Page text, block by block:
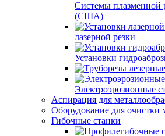
Системы плазменной
(США)
лазерной резки
Установки
Электроэрозионные
Аспирация для
Оборудование для очистки
Гибочные станки